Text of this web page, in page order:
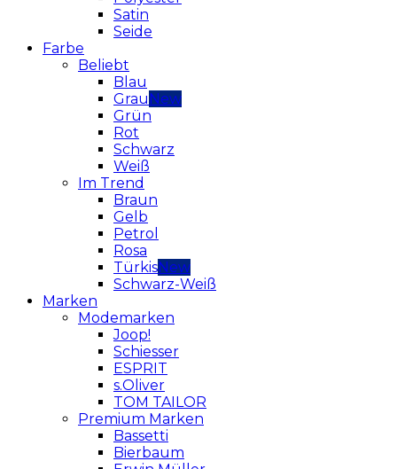
Satin
Seide
Farbe
Beliebt
Blau
Grau
Grün
Rot
Schwarz
Weiß
Im Trend
Braun
Gelb
Petrol
Rosa
Türkis
Schwarz-Weiß
Marken
Modemarken
Joop!
Schiesser
ESPRIT
s.Oliver
TOM TAILOR
Premium Marken
Bassetti
Bierbaum